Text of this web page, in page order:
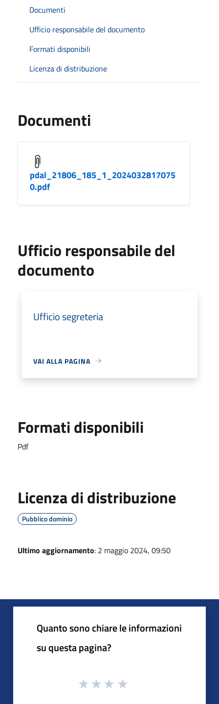
Documenti
Ufficio responsabile del documento
Formati disponibili
Licenza di distribuzione
Documenti
pdal_21806_185_1_2024032817075
0.pdf
Ufficio responsabile del
documento
Ufficio segreteria
VAI ALLA PAGINA
Formati disponibili
Pdf
Licenza di distribuzione
Pubblico dominio
Ultimo aggiornamento: 2 maggio 2024, 09:50
Quanto sono chiare le informazioni
su questa pagina?